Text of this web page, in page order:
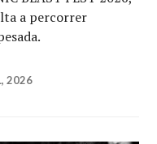
a percorrer
FEST reforça o
2026